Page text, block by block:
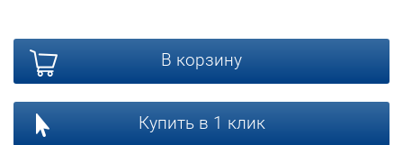
В корзину
Купить в 1 клик